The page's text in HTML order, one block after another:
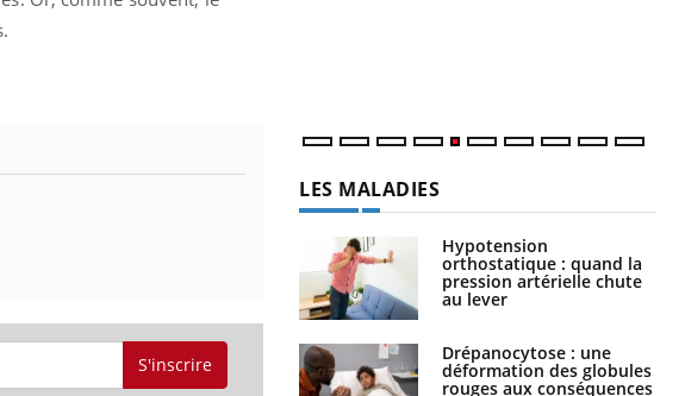
S'inscrire
LES MALADIES
Hypotension
orthostatique : quand la
pression artérielle chute
au lever
Drépanocytose : une
déformation des globules
rouges aux conséquences